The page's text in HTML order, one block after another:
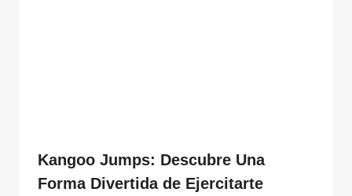
Kangoo Jumps: Descubre Una
Forma Divertida de Ejercitarte